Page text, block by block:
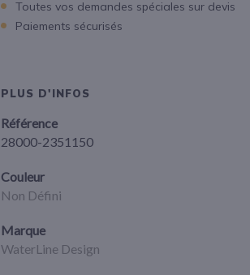
Toutes vos demandes spéciales sur devis
Paiements sécurisés
PLUS D'INFOS
Référence
28000-2351150
Couleur
Non Défini
Marque
WaterLine Design